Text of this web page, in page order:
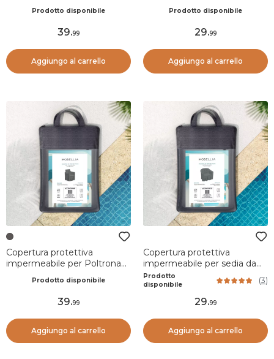
Prodotto disponibile
39.99
Aggiungo al carrello
Prodotto disponibile
29.99
Aggiungo al carrello
Copertura protettiva
impermeabile per Poltrona
Prodotto disponibile
39.99
Aggiungo al carrello
Copertura protettiva
impermeabile per sedia da
giardino con braccioli 75 x 75
cm - Grigio
Prodotto
disponibile
(3)
29.99
Aggiungo al carrello